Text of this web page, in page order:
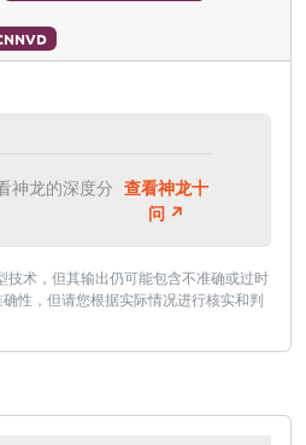
神龙的深度分 查看神龙十
问 ↗
技术，但其输出仍可能包含不准确或过时
性，但请您根据实际情况进行核实和判